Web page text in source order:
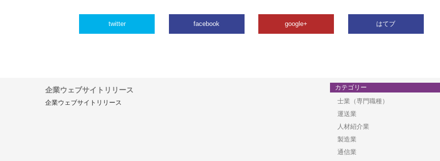
twitter facebook google+ はてブ
企業ウェブサイトリリース
企業ウェブサイトリリース
カテゴリー
士業（専門職種）
運送業
人材紹介業
製造業
通信業